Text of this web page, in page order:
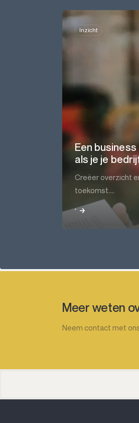
Inzicht
Een
als je je
Creëer overzicht
toekomst....
Lees meer
Meer weten
Neem contact met